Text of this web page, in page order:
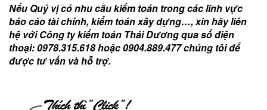
Nếu Quý vị có nhu cầu kiểm toán trong các lĩnh vực
báo cáo tài chính, kiểm toán xây dựng…, xin hãy liên
hệ với Công ty kiểm toán Thái Dương qua số điện
thoại: 0978.315.618 hoặc 0904.889.477 chúng tôi để
được tư vấn và hỗ trợ.